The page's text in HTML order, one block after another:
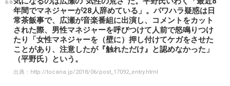
年間でマネジャーが28人辞めている」。パワハラ疑惑は日
常茶飯事で、広瀬が音楽番組に出演し、コメントをカット
された際、男性マネジャーを呼びつけて人前で怒鳴りつけ
たり「女性マネジャーを（壁に）押し付けてケガをさせた
ことがあり、注意したが『触れただけ』と認めなかった」
（平野氏）という。
出典： http://tocana.jp/2018/06/post_17092_entry.html